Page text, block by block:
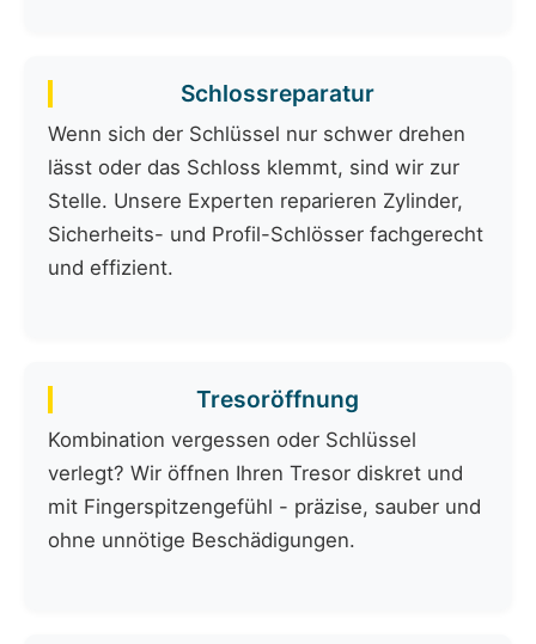
Schlossreparatur
Wenn sich der Schlüssel nur schwer drehen
lässt oder das Schloss klemmt, sind wir zur
Stelle. Unsere Experten reparieren Zylinder,
Sicherheits- und Profil-Schlösser fachgerecht
und effizient.
Tresoröffnung
Kombination vergessen oder Schlüssel
verlegt? Wir öffnen Ihren Tresor diskret und
mit Fingerspitzengefühl - präzise, sauber und
ohne unnötige Beschädigungen.